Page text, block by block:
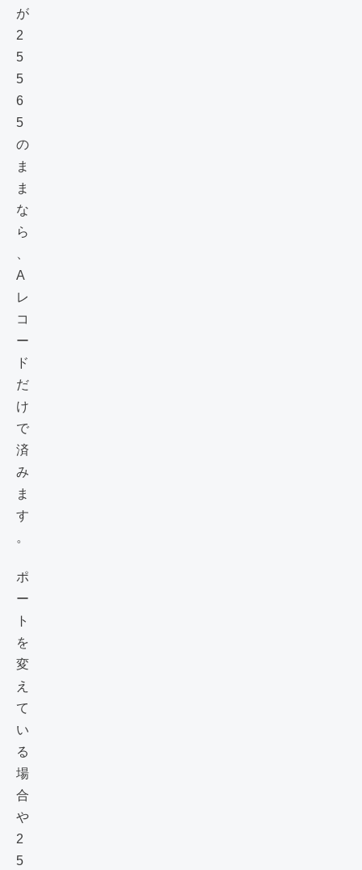
が
2
5
5
6
5
の
ま
ま
な
ら
、
A
レ
コ
ー
ド
だ
け
で
済
み
ま
す
。
ポ
ー
ト
を
変
え
て
い
る
場
合
や
2
5